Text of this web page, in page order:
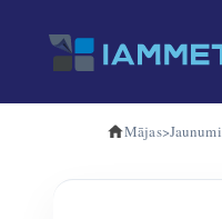
Mājas>Jaunumi